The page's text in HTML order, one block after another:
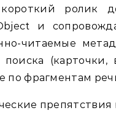
ролик
и
читаемые
поиска (карточки,
по фрагментам
препятствия